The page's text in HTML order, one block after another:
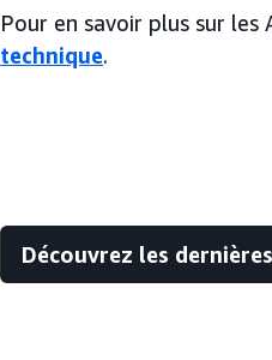
Pour en savoir plus sur
technique.
Découvrez les